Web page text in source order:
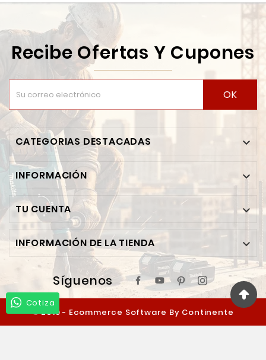
Recibe Ofertas Y Cupones
OK
CATEGORIAS DESTACADAS 
INFORMACIÓN 
TU CUENTA 
INFORMACIÓN DE LA TIENDA 
Síguenos
© 2019 - Ecommerce Software By Continente
Ferretero™
Cotiza